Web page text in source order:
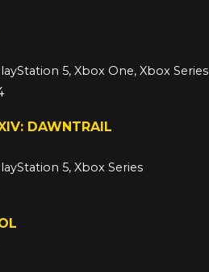
5, Xbox One, Xbox Series
DAWNTRAIL
5, Xbox Series